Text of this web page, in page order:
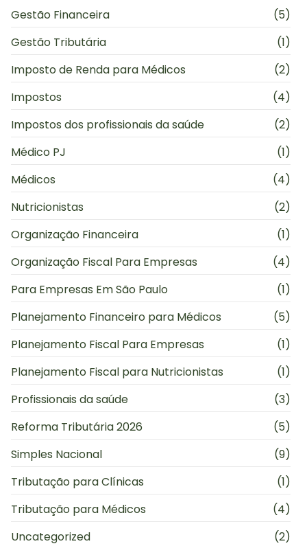
Gestão Financeira
(5)
Gestão Tributária
(1)
Imposto de Renda para Médicos
(2)
Impostos
(4)
Impostos dos profissionais da saúde
(2)
Médico PJ
(1)
Médicos
(4)
Nutricionistas
(2)
Organização Financeira
(1)
Organização Fiscal Para Empresas
(4)
Para Empresas Em São Paulo
(1)
Planejamento Financeiro para Médicos
(5)
Planejamento Fiscal Para Empresas
(1)
Planejamento Fiscal para Nutricionistas
(1)
Profissionais da saúde
(3)
Reforma Tributária 2026
(5)
Simples Nacional
(9)
Tributação para Clínicas
(1)
Tributação para Médicos
(4)
Uncategorized
(2)